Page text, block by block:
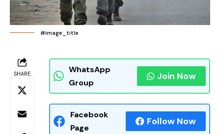
#image_title
SHARE
WhatsApp
Group
Join Now
Facebook
Page
Follow Now